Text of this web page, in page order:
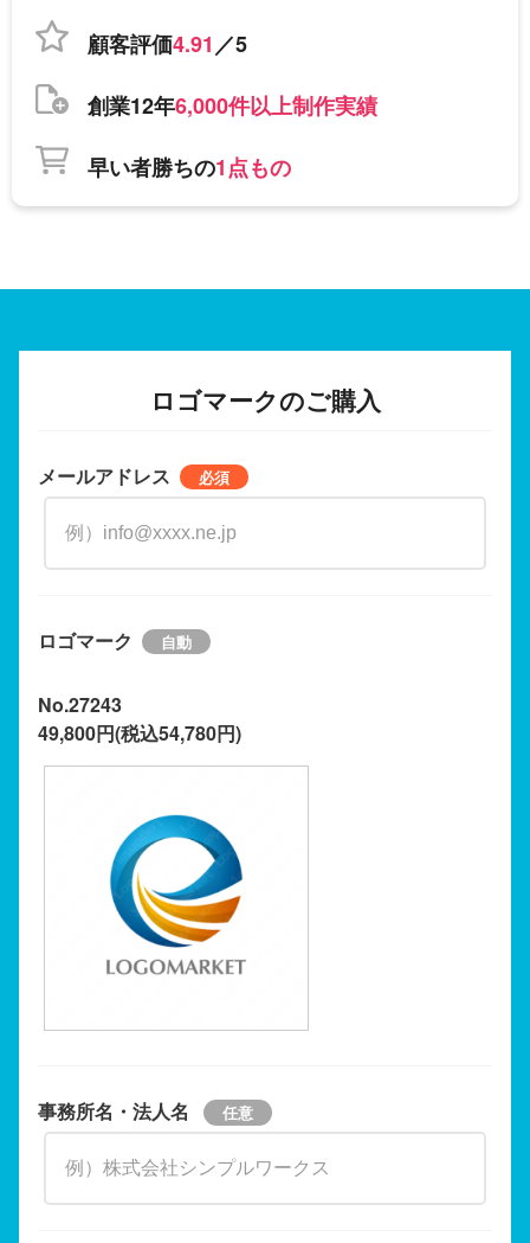
顧客評価4.91／5
創業12年6,000件以上制作実績
早い者勝ちの1点もの
ロゴマークのご購入
メールアドレス
ロゴマーク
No.27243
49,800円(税込54,780円)
事務所名・法人名